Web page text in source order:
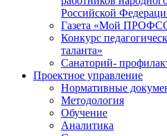
Российской
Газета «Мой
Конкурс
таланта»
Санаторий-
Проектное управление
Нормативные
Методология
Обучение
Аналитика